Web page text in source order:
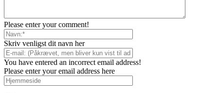
Please enter your comment!
Skriv venligst dit navn her
You have entered an incorrect email address!
Please enter your email address here